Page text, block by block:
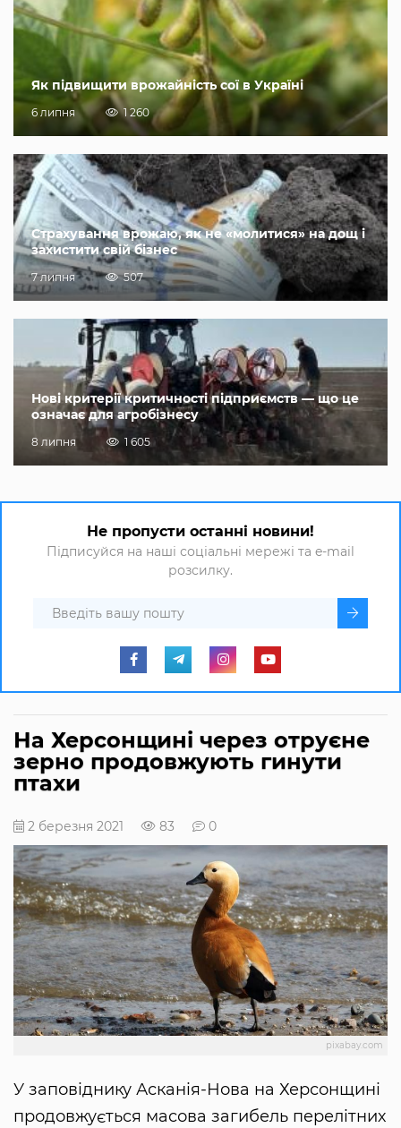
Як підвищити врожайність сої в Україні
6 липня 1 260
Страхування врожаю, як не «молитися» на дощ і
захистити свій бізнес
7 липня 507
Нові критерії критичності підприємств — що це
означає для агробізнесу
8 липня 1 605
Не пропусти останні новини!
Підписуйся на наші соціальні мережі та e-mail
розсилку.
На Херсонщині через отруєне
зерно продовжують гинути
птахи
2 березня 2021 83 0
pixabay.com
У заповіднику Асканія-Нова на Херсонщині
продовжується масова загибель перелітних